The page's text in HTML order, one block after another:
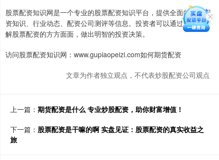
股票配资知识网是一个专业的股票配资知识平台，提供全面的股票配
资知识、行业动态、配资公司测评等信息。投资者可以通过该平台了
解股票配资的方方面面，做出明智的投资决策。
访问股票配资知识网：www.gupiaopeizi.com如何期货配资
文章为作者独立观点，不代表炒股配资公司观点
上一篇： 期货配资是什么 专业炒股配资，助你财富增值！
下一篇： 股票配资是干嘛的啊 实盘见证：股票配资的真实收益之
旅